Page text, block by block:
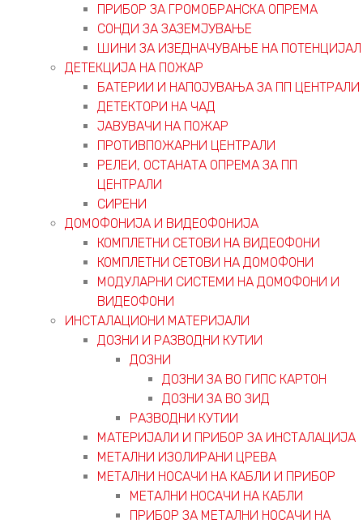
ПРИБОР ЗА ГРОМОБРАНСКА ОПРЕМА
СОНДИ ЗА ЗАЗЕМЈУВАЊЕ
ШИНИ ЗА ИЗЕДНАЧУВАЊЕ НА ПОТЕНЦИЈАЛ
ДЕТЕКЦИЈА НА ПОЖАР
БАТЕРИИ И НАПОЈУВАЊА ЗА ПП ЦЕНТРАЛИ
ДЕТЕКТОРИ НА ЧАД
ЈАВУВАЧИ НА ПОЖАР
ПРОТИВПОЖАРНИ ЦЕНТРАЛИ
РЕЛЕИ, ОСТАНАТА ОПРЕМА ЗА ПП
ЦЕНТРАЛИ
СИРЕНИ
ДОМОФОНИЈА И ВИДЕОФОНИЈА
КОМПЛЕТНИ СЕТОВИ НА ВИДЕОФОНИ
КОМПЛЕТНИ СЕТОВИ НА ДОМОФОНИ
МОДУЛАРНИ СИСТЕМИ НА ДОМОФОНИ И
ВИДЕОФОНИ
ИНСТАЛАЦИОНИ МАТЕРИЈАЛИ
ДОЗНИ И РАЗВОДНИ КУТИИ
ДОЗНИ
ДОЗНИ ЗА ВО ГИПС КАРТОН
ДОЗНИ ЗА ВО ЗИД
РАЗВОДНИ КУТИИ
МАТЕРИЈАЛИ И ПРИБОР ЗА ИНСТАЛАЦИЈА
МЕТАЛНИ ИЗОЛИРАНИ ЦРЕВА
МЕТАЛНИ НОСАЧИ НА КАБЛИ И ПРИБОР
МЕТАЛНИ НОСАЧИ НА КАБЛИ
ПРИБОР ЗА МЕТАЛНИ НОСАЧИ НА